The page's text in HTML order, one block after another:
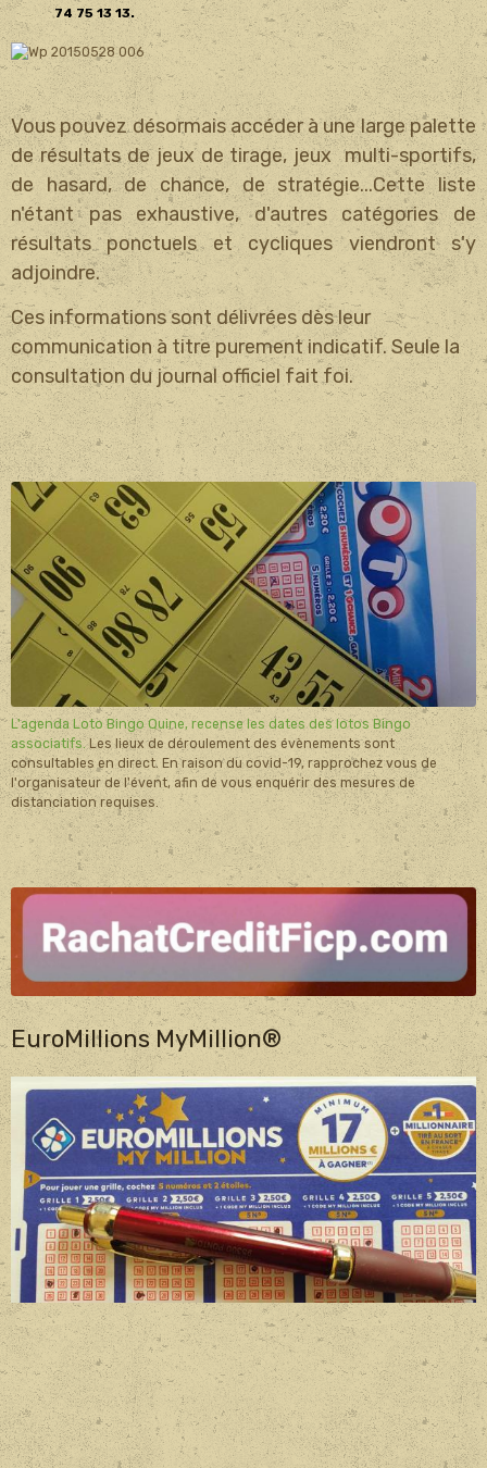
74 75 13 13.
Vous pouvez désormais accéder à une large palette
de résultats de jeux de tirage, jeux multi-sportifs,
de hasard, de chance, de stratégie...Cette liste
n'étant pas exhaustive, d'autres catégories de
résultats ponctuels et cycliques viendront s'y
adjoindre.
Ces informations sont délivrées dès leur
communication à titre purement indicatif. Seule la
consultation dujournal officiel fait foi.
L'agenda Loto Bingo Quine, recense les dates des lotos Bingo
associatifs.Les lieux de déroulement des évènements sont
consultables en direct. En raison du covid-19, rapprochez vous de
l'organisateur de l'évent, afin de vous enquérir des mesures de
distanciation requises.
EuroMillions MyMillion®